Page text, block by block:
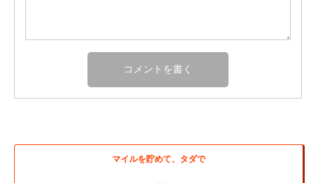
マイルを貯めて、タダで